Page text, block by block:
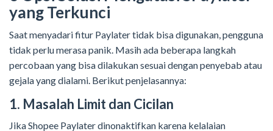
yang Terkunci
Saat menyadari fitur Paylater tidak bisa digunakan, pengguna
tidak perlu merasa panik. Masih ada beberapa langkah
percobaan yang bisa dilakukan sesuai dengan penyebab atau
gejala yang dialami. Berikut penjelasannya:
1. Masalah Limit dan Cicilan
Jika Shopee Paylater dinonaktifkan karena kelalaian